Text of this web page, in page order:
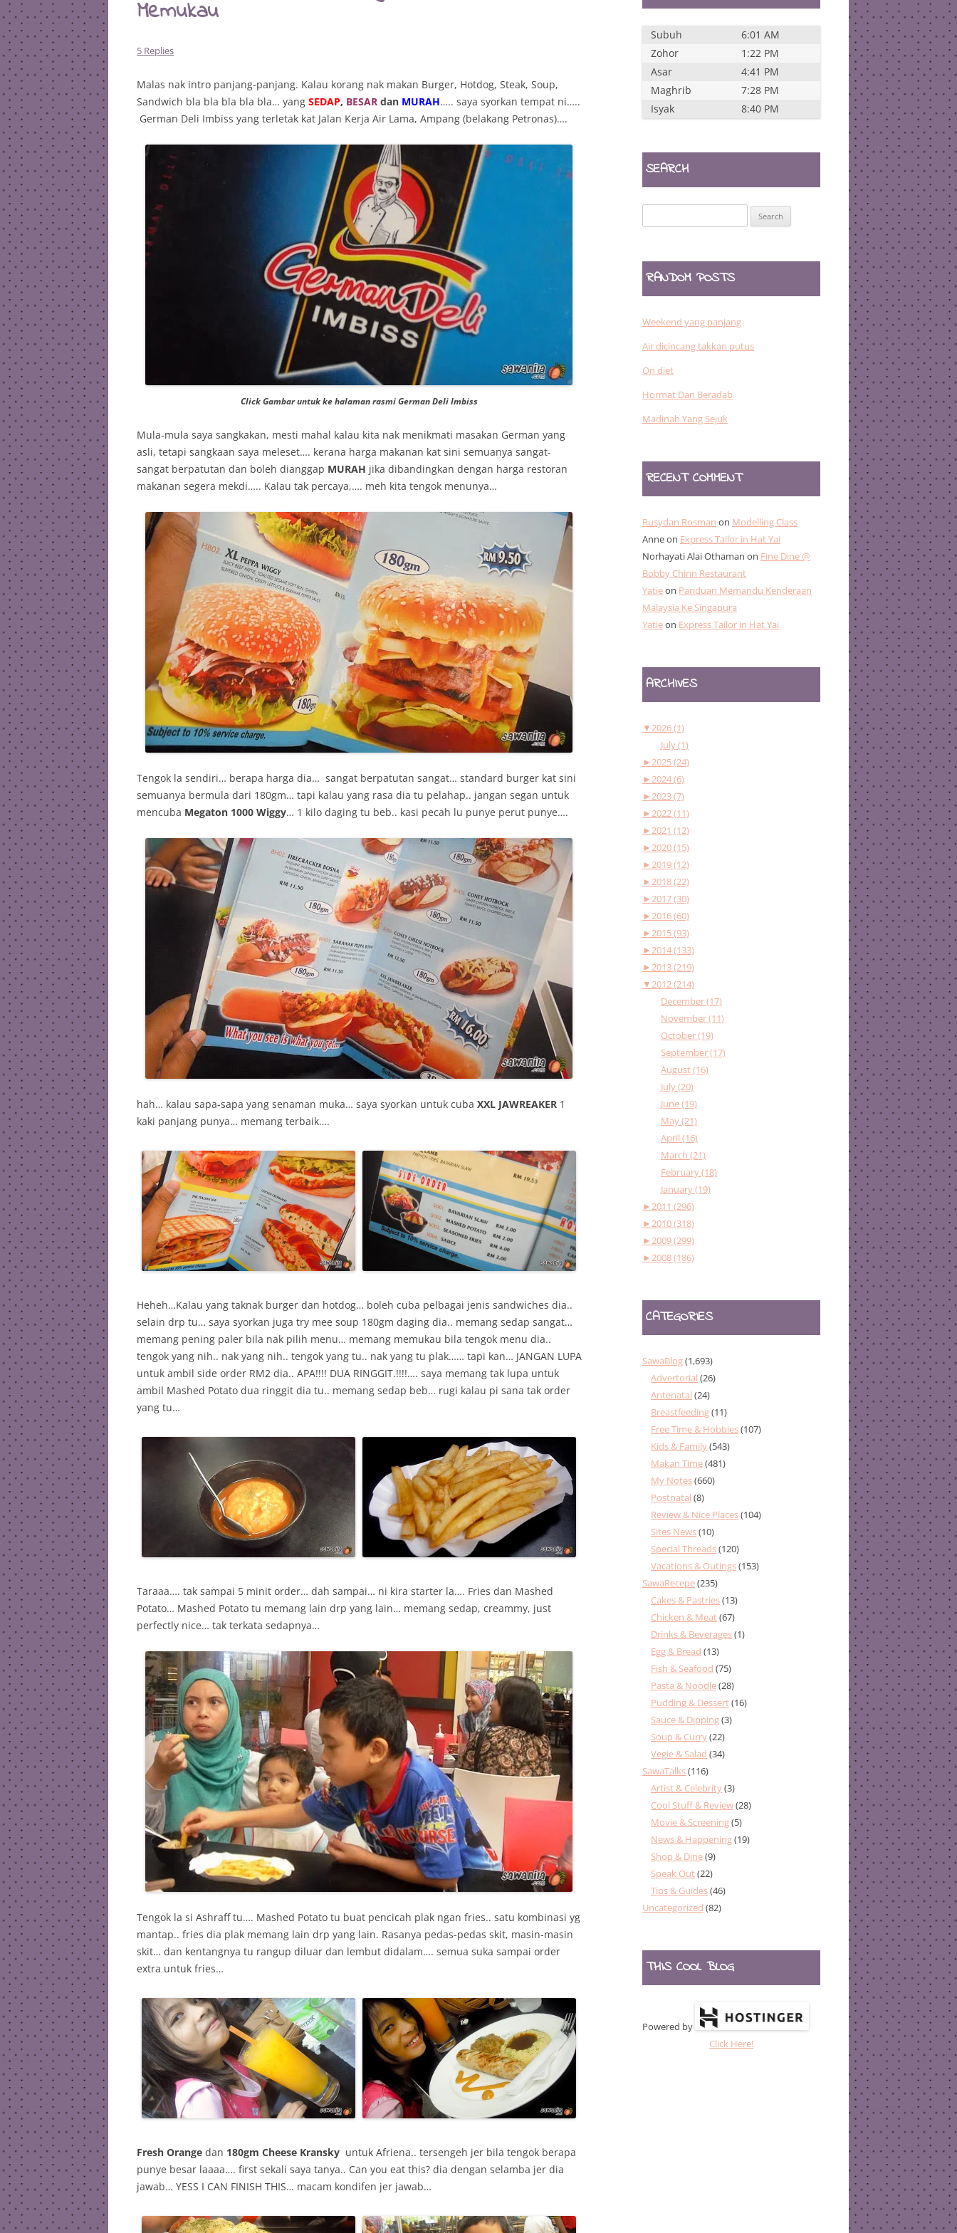
Memukau
5 Replies
Malas nak intro panjang-panjang. Kalau korang nak makan Burger, Hotdog, Steak, Soup,
Sandwich bla bla bla bla bla… yang SEDAP, BESAR dan MURAH….. saya syorkan tempat ni…..
German Deli Imbiss yang terletak kat Jalan Kerja Air Lama, Ampang (belakang Petronas)….
Click Gambar untuk ke halaman rasmi German Deli Imbiss
Mula-mula saya sangkakan, mesti mahal kalau kita nak menikmati masakan German yang
asli, tetapi sangkaan saya meleset…. kerana harga makanan kat sini semuanya sangat-
sangat berpatutan dan boleh dianggap MURAH jika dibandingkan dengan harga restoran
makanan segera mekdi….. Kalau tak percaya,…. meh kita tengok menunya…
Tengok la sendiri… berapa harga dia… sangat berpatutan sangat… standard burger kat sini
semuanya bermula dari 180gm… tapi kalau yang rasa dia tu pelahap.. jangan segan untuk
mencuba Megaton 1000 Wiggy… 1 kilo daging tu beb.. kasi pecah lu punye perut punye….
hah… kalau sapa-sapa yang senaman muka… saya syorkan untuk cuba XXL JAWREAKER 1
kaki panjang punya… memang terbaik….
Heheh…Kalau yang taknak burger dan hotdog… boleh cuba pelbagai jenis sandwiches dia..
selain drp tu… saya syorkan juga try mee soup 180gm daging dia.. memang sedap sangat…
memang pening paler bila nak pilih menu… memang memukau bila tengok menu dia..
tengok yang nih.. nak yang nih.. tengok yang tu.. nak yang tu plak…… tapi kan… JANGAN LUPA
untuk ambil side order RM2 dia.. APA!!!! DUA RINGGIT.!!!!…. saya memang tak lupa untuk
ambil Mashed Potato dua ringgit dia tu.. memang sedap beb… rugi kalau pi sana tak order
yang tu…
Taraaa…. tak sampai 5 minit order… dah sampai… ni kira starter la…. Fries dan Mashed
Potato… Mashed Potato tu memang lain drp yang lain… memang sedap, creammy, just
perfectly nice… tak terkata sedapnya…
Tengok la si Ashraff tu…. Mashed Potato tu buat pencicah plak ngan fries.. satu kombinasi yg
mantap.. fries dia plak memang lain drp yang lain. Rasanya pedas-pedas skit, masin-masin
skit… dan kentangnya tu rangup diluar dan lembut didalam…. semua suka sampai order
extra untuk fries…
Fresh Orange dan 180gm Cheese Kransky untuk Afriena.. tersengeh jer bila tengok berapa
punye besar laaaa…. first sekali saya tanya.. Can you eat this? dia dengan selamba jer dia
jawab… YESS I CAN FINISH THIS… macam kondifen jer jawab…
Subuh
6:01 AM
Zohor
1:22 PM
Asar
4:41 PM
Maghrib
7:28 PM
Isyak
8:40 PM
SEARCH
for:
RANDOM POSTS
Weekend yang panjang
Air dicincang takkan putus
On diet
Hormat Dan Beradab
Madinah Yang Sejuk
RECENT COMMENT
Rusydan Rosman on Modelling Class
Anneon Express Tailor in Hat Yai
Norhayati Alai Othaman on Fine Dine @
Bobby Chinn Restaurant
Yatieon Panduan Memandu Kenderaan
Malaysia Ke Singapura
Yatieon Express Tailor in Hat Yai
ARCHIVES
▼2026 (1)
July (1)
►2025 (24)
►2024 (6)
►2023 (7)
►2022 (11)
►2021 (12)
►2020 (15)
►2019 (12)
►2018 (22)
►2017 (30)
►2016 (60)
►2015 (93)
►2014 (133)
►2013 (219)
▼2012 (214)
December (17)
November (11)
October (19)
September (17)
August (16)
July (20)
June (19)
May (21)
April (16)
March (21)
February (18)
January (19)
►2011 (296)
►2010 (318)
►2009 (299)
►2008 (186)
CATEGORIES
SawaBlog(1,693)
Advertorial (26)
Antenatal (24)
Breastfeeding(11)
Free Time & Hobbies(107)
Kids & Family(543)
Makan Time(481)
My Notes(660)
Postnatal (8)
Review & Nice Places(104)
Sites News(10)
Special Threads(120)
Vacations & Outings(153)
SawaRecepe(235)
Cakes & Pastries(13)
Chicken & Meat(67)
Drinks & Beverages(1)
Egg & Bread (13)
Fish & Seafood (75)
Pasta & Noodle(28)
Pudding & Dessert(16)
Sauce & Dipping(3)
Soup & Curry(22)
Vegie & Salad (34)
SawaTalks(116)
Artist & Celebrity(3)
Cool Stuff & Review(28)
Movie & Screening(5)
News & Happening(19)
Shop & Dine(9)
Speak Out(22)
Tips & Guides(46)
Uncategorized (82)
THIS COOL BLOG
Powered by
Click Here!